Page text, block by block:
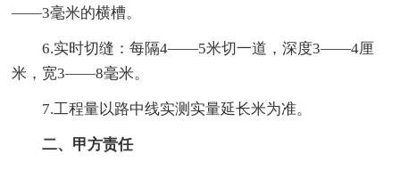
——3毫米的横槽。
6.实时切缝：每隔4——5米切一道，深度3——4厘
米，宽3——8毫米。
7.工程量以路中线实测实量延长米为准。
二、甲方责任